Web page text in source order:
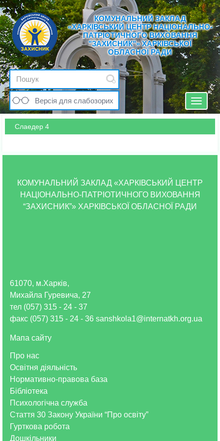
КОМУНАЛЬНИЙ ЗАКЛАД
«ХАРКІВСЬКИЙ ЦЕНТР НАЦІОНАЛЬНО-
ПАТРІОТИЧНОГО ВИХОВАННЯ
"ЗАХИСНИК"» ХАРКІВСЬКОЇ
ОБЛАСНОЇ РАДИ
Версія для слабозорих
Toggle
Слаедер 4
КОМУНАЛЬНИЙ ЗАКЛАД «ХАРКІВСЬКИЙ ЦЕНТР
НАЦІОНАЛЬНО-ПАТРІОТИЧНОГО ВИХОВАННЯ
“ЗАХИСНИК”» ХАРКІВСЬКОЇ ОБЛАСНОЇ РАДИ
Про нас
Освітня діяльність
Нормативно-правова база
Бібліотека
Психологічна служба
Стаття 30 Закону України “Про освіту”
Гурткова робота
Дошкільники
61070, м.Харків,
Михайла Гуревича, 27
тел (057) 315 - 24 - 37
факс (057) 315 - 24 - 36 sanshkola1@internatkh.org.ua
Мапа сайту